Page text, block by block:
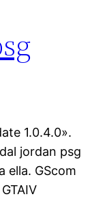
1.0.4.0».
jordan psg
ella. GScom